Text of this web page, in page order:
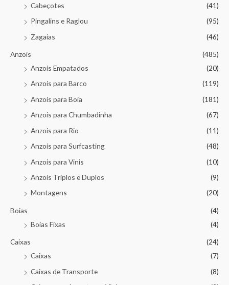
Cabeçotes
(41)
Pingalins e Raglou
(95)
Zagaias
(46)
Anzois
(485)
Anzois Empatados
(20)
Anzois para Barco
(119)
Anzois para Boia
(181)
Anzois para Chumbadinha
(67)
Anzois para Rio
(11)
Anzois para Surfcasting
(48)
Anzois para Vinis
(10)
Anzois Triplos e Duplos
(9)
Montagens
(20)
Boias
(4)
Boias Fixas
(4)
Caixas
(24)
Caixas
(7)
Caixas de Transporte
(8)